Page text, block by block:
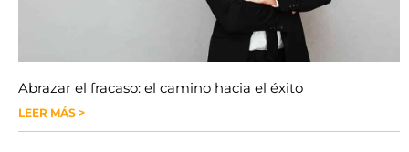
Abrazar el fracaso: el camino hacia el éxito
LEER MÁS >